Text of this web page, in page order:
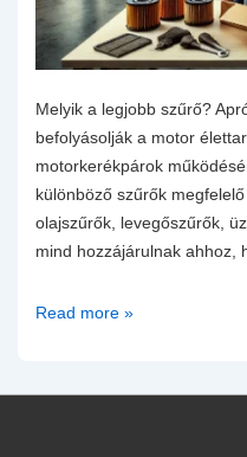
Melyik a legjobb szűrő?
befolyásolják a motor
motorkerékpárok
különböző szűrők
olajszűrők, levegőszűrők,
mind hozzájárulnak ahhoz,
Melyik
olajszűrő?
Read more »